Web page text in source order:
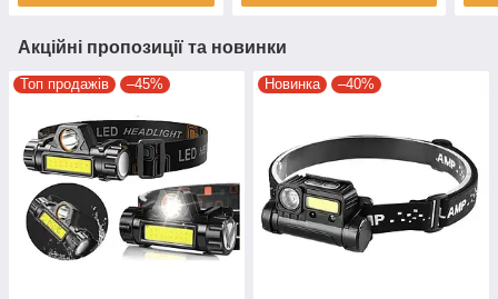
Акційні пропозиції та новинки
Топ продажів –45% Новинка –40%